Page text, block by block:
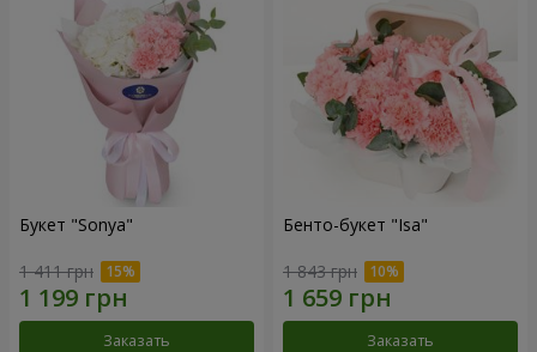
Букет "Sonya"
1 411 грн
Заказать
Бенто-букет "Isa"
1 843 грн
Заказать